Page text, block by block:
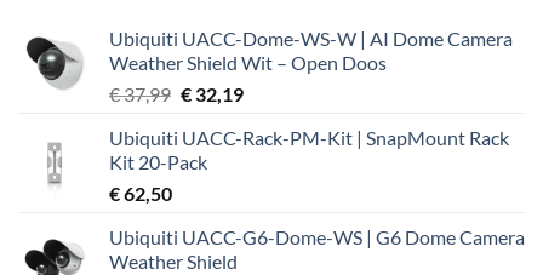
Ubiquiti UACC-Dome-WS-W | AI Dome Camera
Weather Shield Wit – Open Doos
€37,99 Oorspronkelijke
was:
€ 37,99.
€32,19Huidige
is:
Ubiquiti UACC-Rack-PM-Kit | SnapMount Rack
Kit 20-Pack
€62,50
Ubiquiti UACC-G6-Dome-WS | G6 Dome Camera
Weather Shield